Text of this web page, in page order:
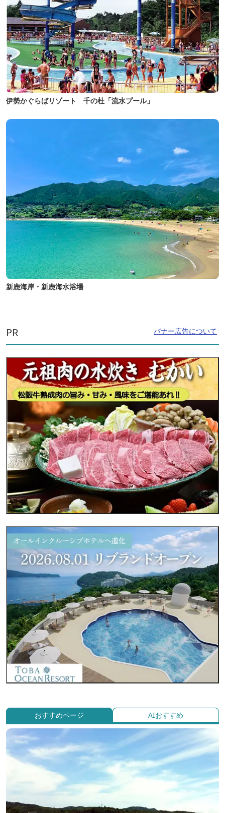
伊勢かぐらばリゾート 千の杜「流水プール」
新鹿海岸・新鹿海水浴場
PR バナー広告について
おすすめページ AIおすすめ